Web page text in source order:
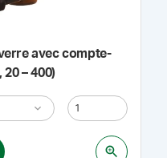
avec compte-
– 400)